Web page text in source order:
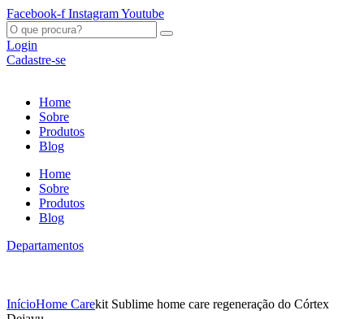
Ir
para
o
conteúdo
Facebook-f InstagramYoutube
O
que
procura?
Login
Cadastre-se
Home
Sobre
Produtos
Blog
Home
Sobre
Produtos
Blog
Departamentos
InícioHome Carekit Sublime home care regeneração do Córtex